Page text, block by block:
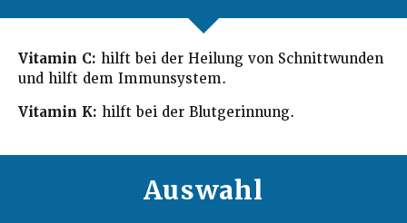
Vitamin C: hilft bei der Heilung von Schnittwunden
und hilft dem Immunsystem.
Vitamin K: hilft bei der Blutgerinnung.
Auswahl